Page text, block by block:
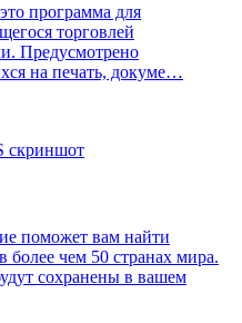
программа для
торговлей
Предусмотрено
на печать, докуме…
поможет вам найти
более чем 50 странах мира.
сохранены в вашем